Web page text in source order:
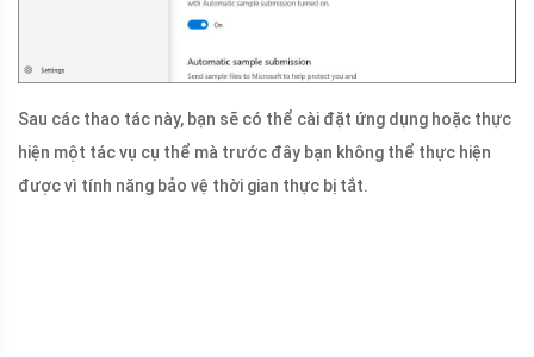
Sau các thao tác này, bạn sẽ có thể cài đặt ứng dụng hoặc thực
hiện một tác vụ cụ thể mà trước đây bạn không thể thực hiện
được vì tính năng bảo vệ thời gian thực bị tắt.